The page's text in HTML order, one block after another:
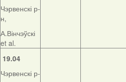
Чэрвенскі р-
н,
А.Вінчэўскі
et al.
19.04
Чэрвенскі р-